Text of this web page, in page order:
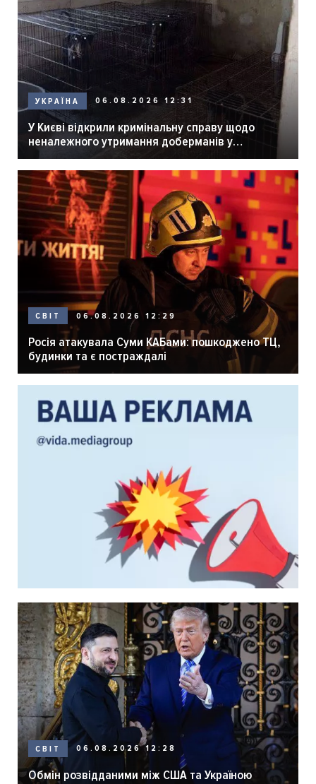
УКРАЇНА 06.08.2026 12:31
У Києві відкрили кримінальну справу щодо
неналежного утримання доберманів у
розпліднику
СВІТ 06.08.2026 12:29
Росія атакувала Суми КАБами: пошкоджено ТЦ,
будинки та є постраждалі
СВІТ 06.08.2026 12:28
Обмін розвідданими між США та Україною